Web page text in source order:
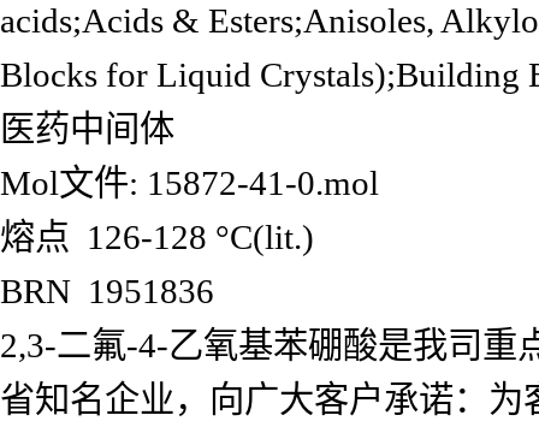
acids;Acids & Esters;Anisoles,
Blocks for Liquid Crystals);Building
医药中间体
Mol文件: 15872-41-0.mol
熔点 126-128 °C(lit.)
BRN 1951836
2,3-二氟-4-乙氧基苯硼酸是我司
省知名企业，向广大客户承诺：